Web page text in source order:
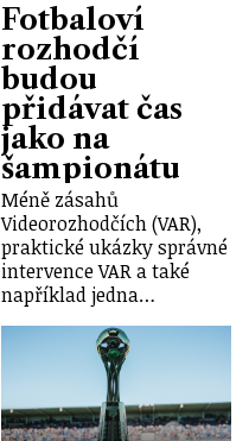
Fotbaloví
rozhodčí
budou
přidávat čas
jako na
šampionátu
Méně zásahů
Videorozhodčích (VAR),
praktické ukázky správné
intervence VAR a také
například jedna…